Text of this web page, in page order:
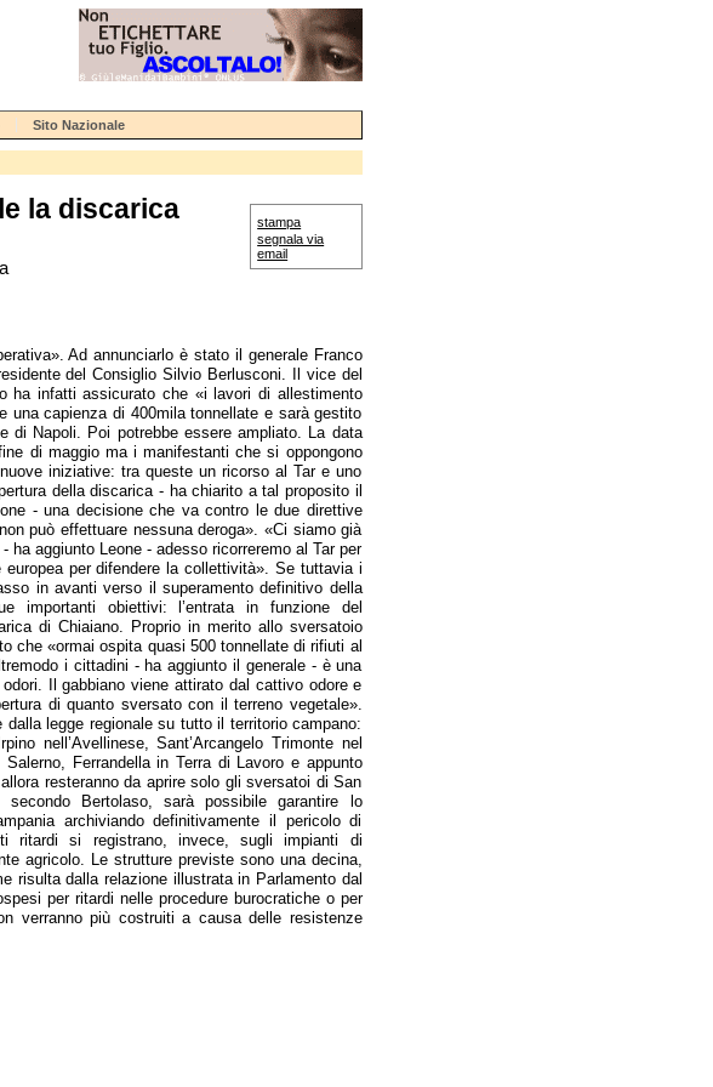
Sito Nazionale
stampa
segnala via
email
la discarica
Ad annunciarlo è stato il generale Franco
del Consiglio Silvio Berlusconi. Il vice del
ha infatti assicurato che «i lavori di allestimento
una capienza di 400mila tonnellate e sarà gestito
di Napoli. Poi potrebbe essere ampliato. La data
di maggio ma i manifestanti che si oppongono
iniziative: tra queste un ricorso al Tar e uno
della discarica - ha chiarito a tal proposito il
- una decisione che va contro le due direttive
può effettuare nessuna deroga». «Ci siamo già
aggiunto Leone - adesso ricorreremo al Tar per
per difendere la collettività». Se tuttavia i
in avanti verso il superamento definitivo della
importanti obiettivi: l’entrata in funzione del
di Chiaiano. Proprio in merito allo sversatoio
che «ormai ospita quasi 500 tonnellate di rifiuti al
i cittadini - ha aggiunto il generale - è una
Il gabbiano viene attirato dal cattivo odore e
di quanto sversato con il terreno vegetale».
legge regionale su tutto il territorio campano:
nell’Avellinese, Sant’Arcangelo Trimonte nel
Ferrandella in Terra di Lavoro e appunto
resteranno da aprire solo gli sversatoi di San
Bertolaso, sarà possibile garantire lo
archiviando definitivamente il pericolo di
ritardi si registrano, invece, sugli impianti di
agricolo. Le strutture previste sono una decina,
risulta dalla relazione illustrata in Parlamento dal
per ritardi nelle procedure burocratiche o per
verranno più costruiti a causa delle resistenze